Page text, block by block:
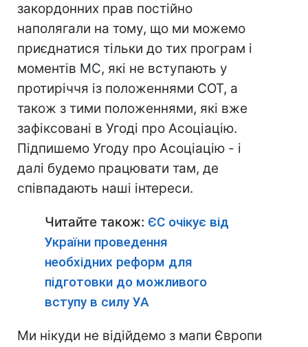
закордонних прав постійно
наполягали на тому, що ми можемо
приєднатися тільки до тих програм і
моментів МС, які не вступають у
протиріччя із положеннями СОТ, а
також з тими положеннями, які вже
зафіксовані в Угоді про Асоціацію.
Підпишемо Угоду про Асоціацію - і
далі будемо працювати там, де
співпадають наші інтереси.
Читайте також: ЄС очікує від
України проведення
необхідних реформ для
підготовки до можливого
вступу в силу УА
Ми нікуди не відійдемо з мапи Європи